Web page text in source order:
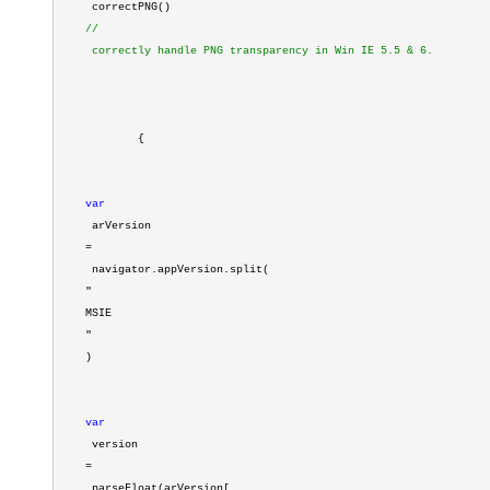
correctPNG()
//
correctly handle PNG transparency in Win IE 5.5 & 6.
        {
var
arVersion
=
navigator.appVersion.split(
"
MSIE
"
)
var
version
=
快速部署 Dify，高效搭
迁移与运维管理